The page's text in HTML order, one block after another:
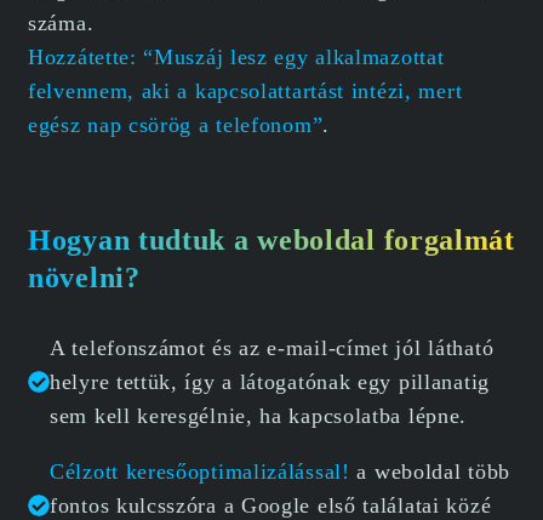
száma.
Hozzátette: “Muszáj lesz egy alkalmazottat
felvennem, aki a kapcsolattartást intézi, mert
egész nap csörög a telefonom”.
Hogyan tudtuk a weboldal forgalmát
növelni?
A telefonszámot és az e-mail-címet jól látható
helyre tettük, így a látogatónak egy pillanatig
sem kell keresgélnie, ha kapcsolatba lépne.
Célzott keresőoptimalizálással! a weboldal több
fontos kulcsszóra a Google első találatai közé